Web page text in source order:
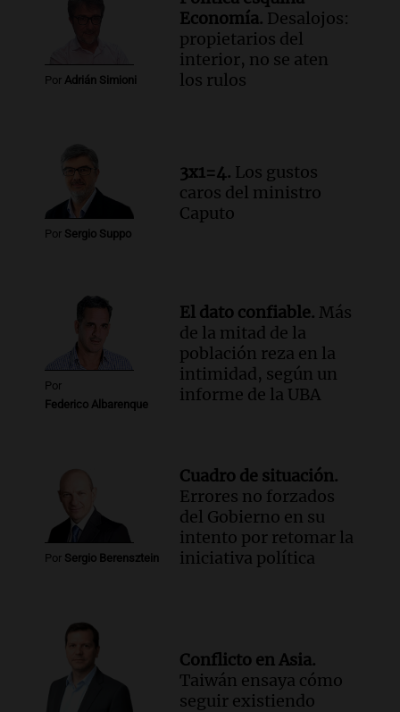
Audio.El Tesoro Nacional captura 12
billones de pesos y genera excedente de
liquidez de 4 billones
Panorama Federal
según San Ignacio de Loyola
Panorama Federal
Episodios
Audio.Tormentas y filtraciones: "El
agua entra por donde menos
Episodios
Por Adrián Simioni
Economía. Desalojos:
propietarios del
interior, no se aten
los rulos
Por Sergio Suppo
3x1=4. Los gustos
caros del ministro
Caputo
Por
Federico Albarenque
El dato confiable. Más
de la mitad de la
población reza en la
intimidad, según un
informe de la UBA
Por Sergio Berensztein
Cuadro de situación.
Errores no forzados
del Gobierno en su
intento por retomar la
iniciativa política
Conflicto en Asia.
Taiwán ensaya cómo
seguir existiendo